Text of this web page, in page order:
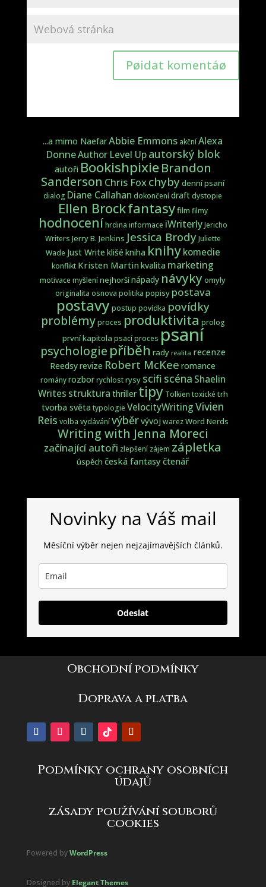
Pøidat komentáø
...a mimo NaefarAbbie Emmons akční Alexa
DonneAuthor Level Upautorský blok
autoři BookishpixieBrandon
Sanderson Chris Foxchybydenní psaní
dialog Diane Callahan dokončení draft dystopie
Ellen Brockfantasyfilm filmy
hodnoceníhrdina informace iWriterlyJericho
Writers Jerry B. Jenkins Jessica BrodyJuliette
Wade Just Write klišé kniha knihykomedie
konflikt Kristen Martinkvalita marketing
motivace myšlení nejhoršínápady návyky omyly
originalita osnova politika popisy postava
postavy postup povídka povídky
problémyproces produktivita prolog
první kapitola psací proces psaní
psychologie příběh rady realita recenze
Reedsyrevize Robert McKee romance
rományrozborrychlostrysy scifi scéna Shaelin
Writes struktura thriller tipy Tolkien toxické trh
tvorba světa typologie VelocityWriting Vivien
Reis volba vydávánívýběrvývoj warezWord Nerds
Writing with Jenna Moreci
začínající autoři zlepšení zájem zápletka
úspěch česká fantasyčtenář
Novinky na Váš mail
Měsíční výběr nejen nejzajímavějších článků.
Odeslat
Obchodní podmínky
Doprava a platba
Podmínky ochrany osobních
údajů
zásady používání souborů
cookies
Powered byWordPress
Designed by Elegant Themes